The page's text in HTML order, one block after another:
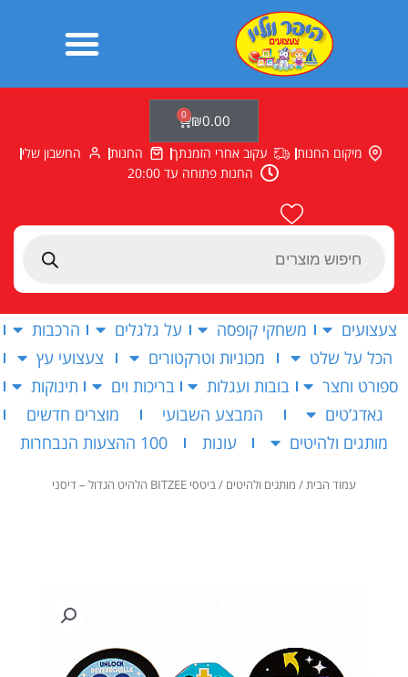
Products
₪0.00
0
עגלת
קניות
מיקום החנות עקוב אחרי הזמנתך החנות
החשבון שלי
החנות פתוחה עד 20:00
צעצועים משחקי קופסה על גלגלים
הרכבות
הכל על שלט
מכוניות וטרקטורים
צעצועי עץ
ספורט וחצר
בובות ועגלות בריכות וים
תינוקות
גאדג’טים
המבצע השבועי
מוצרים חדשים
מותגים ולהיטים
עונות 100 ההצעות הנבחרות
עמוד הבית/ מותגים ולהיטים / ביטסי BITZEE הלהיט הגדול – דיסני